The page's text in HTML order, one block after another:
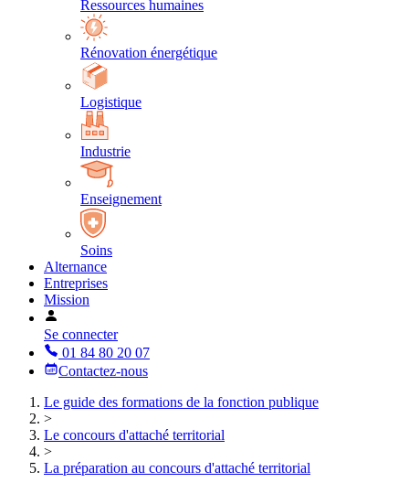
Ressources humaines
Rénovation énergétique
Logistique
Industrie
Enseignement
Soins
Alternance
Entreprises
Mission
Se connecter
01 84 80 20 07
Contactez-nous
Le guide des formations de la fonction publique
>
Le concours d'attaché territorial
>
La préparation au concours d'attaché territorial